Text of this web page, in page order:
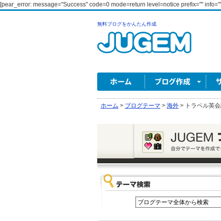
[pear_error: message="Success" code=0 mode=return level=notice prefix=""
無料ブログをかんたん作成
ホーム > ブログテーマ > 海外 > トラベル英